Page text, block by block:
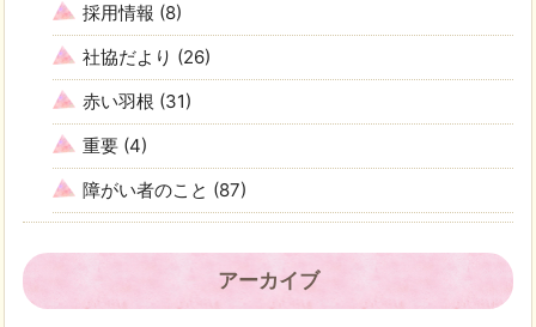
採用情報 (8)
社協だより (26)
赤い羽根 (31)
重要 (4)
障がい者のこと (87)
アーカイブ